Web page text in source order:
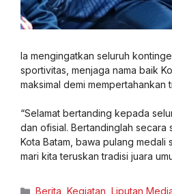
Ia mengingatkan seluruh
sportivitas, menjaga nama baik
maksimal demi mempertahankan
“Selamat bertanding kepada
dan ofisial. Bertandinglah secara
Kota Batam, bawa pulang medali
mari kita teruskan tradisi juara
Berita, Kegiatan, Liputan